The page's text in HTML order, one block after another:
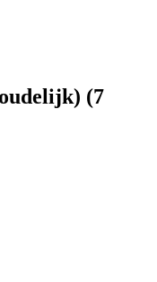
(7